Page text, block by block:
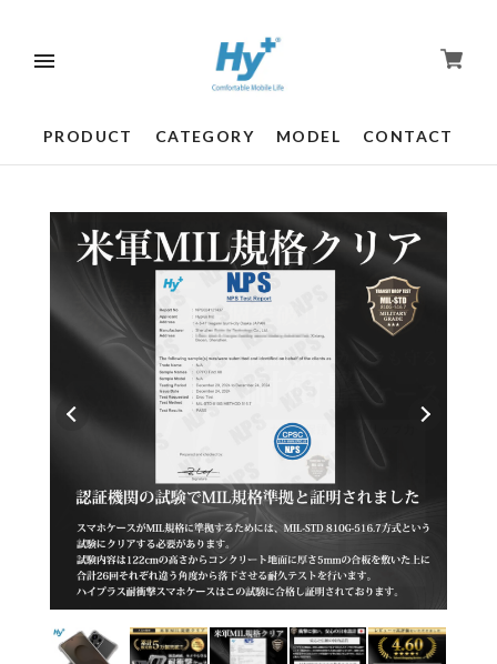
PRODUCT CATEGORY MODEL CONTACT